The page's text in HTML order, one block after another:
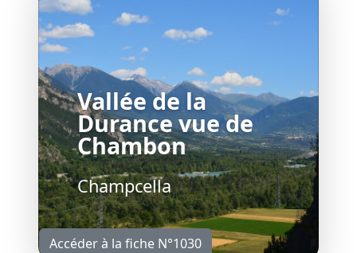
Vallée de la
Durance vue de
Chambon
Champcella
Accéder à la fiche N°1030